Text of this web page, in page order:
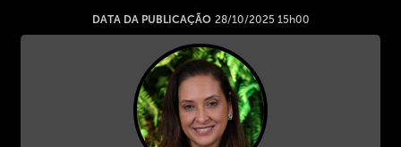
DATA DA PUBLICAÇÃO 28/10/2025 15h00